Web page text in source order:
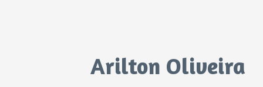
Arilton Oliveira